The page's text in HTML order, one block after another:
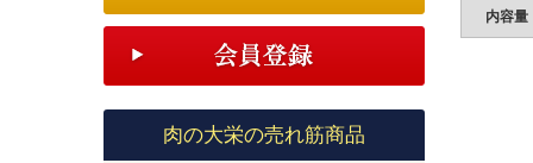
内容量
肉の大栄の売れ筋商品